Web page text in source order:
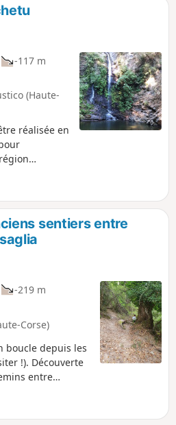
-117 m
(Haute-
réalisée en
balade, vous
patrimoine
bâti
sentiers entre
-219 m
Corse)
boucle depuis les
!). Découverte
entre
route de